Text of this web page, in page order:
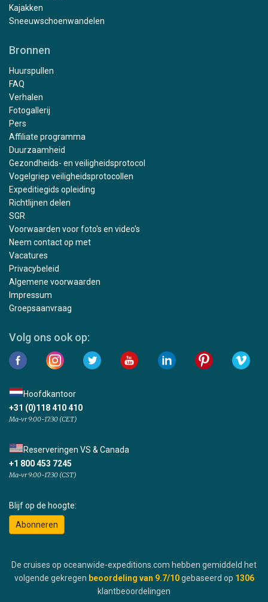
Kajakken
Sneeuwschoenwandelen
Bronnen
Huurspullen
FAQ
Verhalen
Fotogallerij
Pers
Affiliate programma
Duurzaamheid
Gezondheids- en veiligheidsprotocol
Vogelgriep veiligheidsprotocollen
Expeditiegids opleiding
Richtlijnen delen
SGR
Voorwaarden voor foto's en video's
Neem contact op met
Vacatures
Privacybeleid
Algemene voorwaarden
Impressum
Groepsaanvraag
Volg ons ook op:
Hoofdkantoor
+31 (0)118 410 410
Ma-vr 9:00-17:30 (CET)
Reserveringen VS & Canada
+1 800 453 7245
Ma-vr 9:00-17:30 (CST)
Blijf op de hoogte:
Abonneren
De cruises op oceanwide-expeditions.com hebben gemiddeld het
volgende gekregen beoordeling van 9.7/10 gebaseerd op 1306
klantbeoordelingen